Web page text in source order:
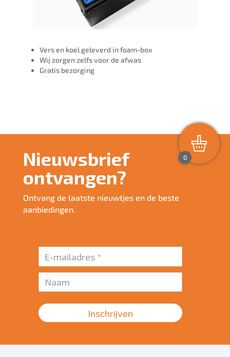
Vers en koel geleverd in foam-box
Wij zorgen zelfs voor de afwas
Gratis bezorging
Nieuwsbrief
ontvangen?
Ontvang de laatste nieuwtjes en de beste
aanbiedingen.
Inschrijven
0